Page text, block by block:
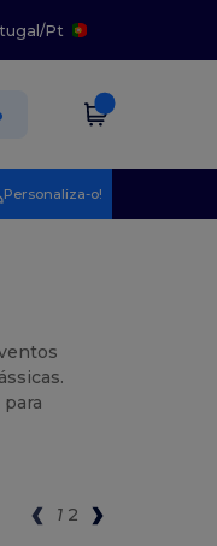
/Pt
Personaliza-o!
1 2